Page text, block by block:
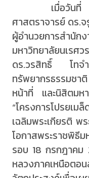
เมื่อวัน
ศาสตราจารย์ ดร.
ผู้อำนวยการสำนั
มหาวิทยาลัยนเรศ
ดร.วรสิทธิ์ โทจ
ทรัพยากรธรรมชา
หน้าที่ และนิสิตมห
“โครงการโปรยเ
เฉลิมพระเกียรติ พ
โอกาสพระราชพิธี
รอบ 18 กรกฎาคม
หลวงภาคเหนือต